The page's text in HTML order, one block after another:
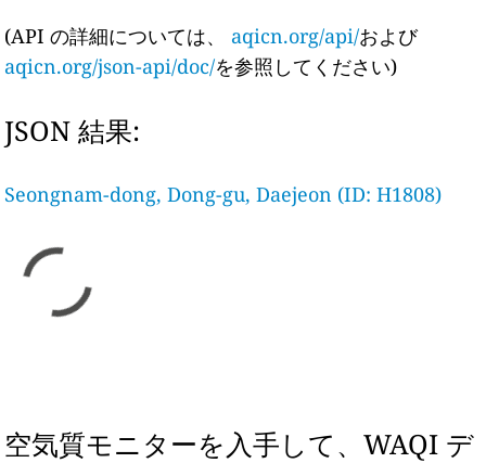
(API の詳細については、 aqicn.org/api/および
aqicn.org/json-api/doc/を参照してください)
JSON 結果:
Seongnam-dong, Dong-gu, Daejeon (ID: H1808)
空気質モニターを入手して、WAQI デ